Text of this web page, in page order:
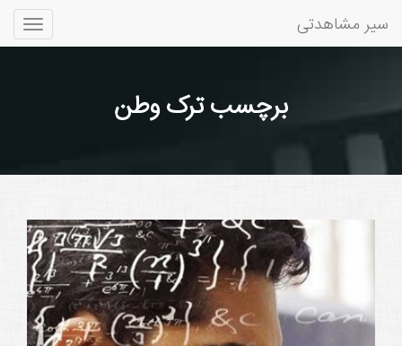
سیر مشاهدتی
برچسب ترک وطن